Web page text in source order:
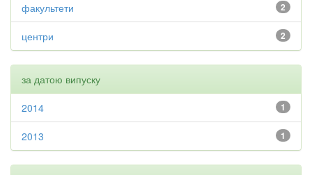
2
факультети
2
центри
за датою випуску
1
2014
1
2013